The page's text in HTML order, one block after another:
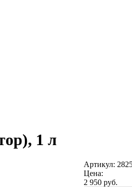
1 л
Артикул:
Цена:
2 950 руб.